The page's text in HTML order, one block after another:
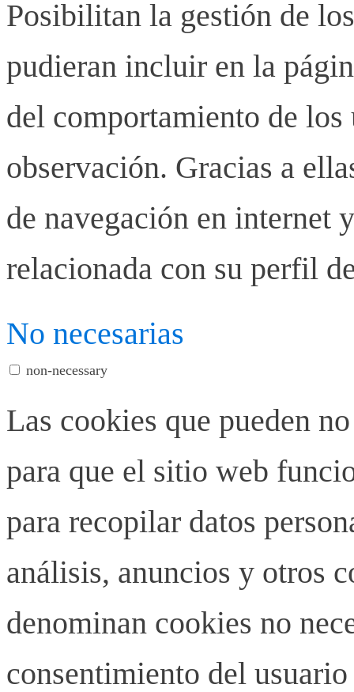
Posibilitan la gestión de
pudieran incluir en la
del comportamiento de los
observación. Gracias a
de navegación en internet
relacionada con su perfil
No necesarias
non-necessary
Las cookies que pueden
para que el sitio web
para recopilar datos
análisis, anuncios y otros
denominan cookies no
consentimiento del